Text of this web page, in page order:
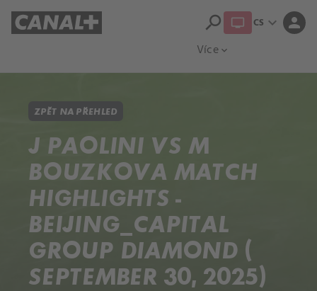
Více expand_more
search CS expand_more person
ZPĚT NA PŘEHLED
J PAOLINI VS M
BOUZKOVA MATCH
HIGHLIGHTS -
BEIJING_CAPITAL
GROUP DIAMOND (
SEPTEMBER 30, 2025)